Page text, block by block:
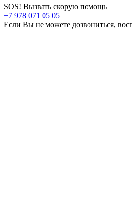
SOS! Вызвать скорую помощь
+7 978 071 05 05
Если Вы не можете дозвониться,